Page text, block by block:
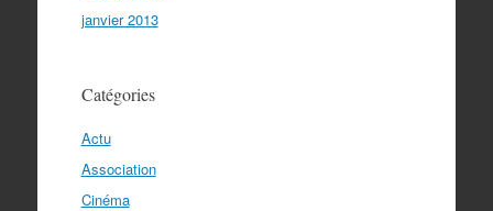
janvier 2013
Catégories
Actu
Association
Cinéma